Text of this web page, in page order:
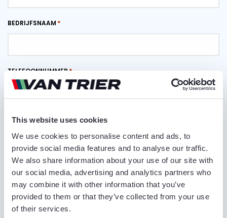
This website uses cookies
We use cookies to personalise content and ads, to
provide social media features and to analyse our traffic.
We also share information about your use of our site with
our social media, advertising and analytics partners who
may combine it with other information that you’ve
provided to them or that they’ve collected from your use
of their services.
BEDRIJFSNAAM
TELEFOONNUMMER
E-MAILADRES